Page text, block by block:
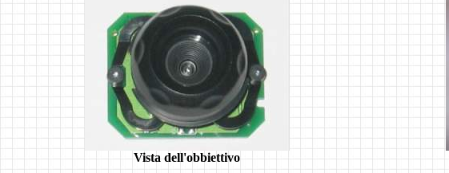
Vista dell'obbiettivo